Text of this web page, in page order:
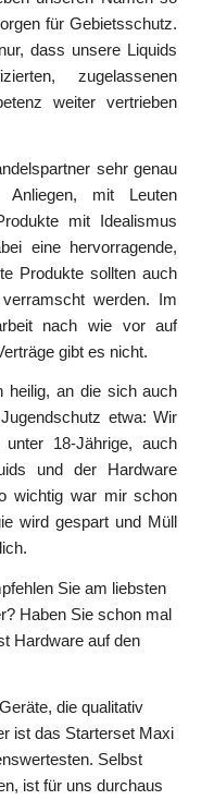
für Gebietsschutz.
dass unsere Liquids
zugelassenen
weiter vertrieben
sehr genau
mit Leuten
mit Idealismus
eine hervorragende,
Produkte sollten auch
werden. Im
nach wie vor auf
gibt es nicht.
heilig, an die sich auch
etwa: Wir
18-Jährige, auch
und der Hardware
wichtig war mir schon
wird gespart und Müll
Sie am liebsten
Haben Sie schon mal
Hardware auf den
die qualitativ
ist das Starterset Maxi
Selbst
ist für uns durchaus